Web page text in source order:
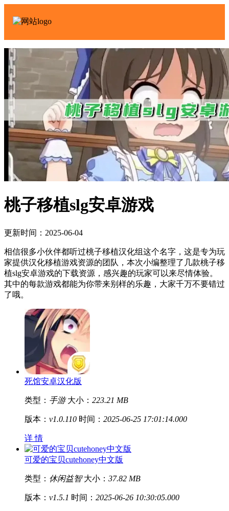
桃子移植slg安卓游戏
更新时间：2025-06-04
相信很多小伙伴都听过桃子移植汉化组这个名字，这是专为玩
家提供汉化移植游戏资源的团队，本次小编整理了几款桃子移
植slg安卓游戏的下载资源，感兴趣的玩家可以来尽情体验。
其中的每款游戏都能为你带来别样的乐趣，大家千万不要错过
了哦。
死馆安卓汉化版
类型： 手游 大小： 223.21 MB
版本： v1.0.110 时间： 2025-06-25 17:01:14.000
详 情
可爱的宝贝cutehoney中文版
类型： 休闲益智 大小： 37.82 MB
版本： v1.5.1 时间： 2025-06-26 10:30:05.000